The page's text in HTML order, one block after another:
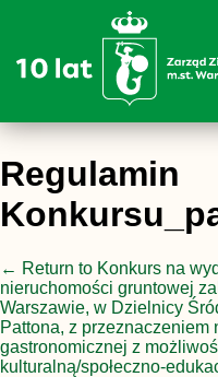
Regulamin
← Return to Konkurs na
nieruchomości gruntowej
Warszawie, w Dzielnicy
Pattona, z przeznaczeniem
gastronomicznej z
kulturalną/społeczno-